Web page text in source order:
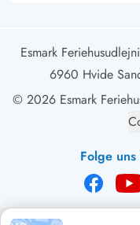
Esmark
6960 Hvide
© 2026 Esmark
Folge